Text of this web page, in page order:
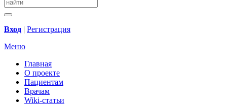
Вход | Регистрация
Меню
Главная
О проекте
Пациентам
Врачам
Wiki-статьи